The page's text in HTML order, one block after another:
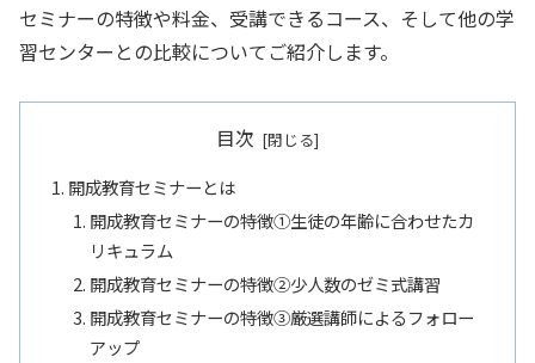
セミナーの特徴や料金、受講できるコース、そして他の学
習センターとの比較についてご紹介します。
目次
開成教育セミナーとは
開成教育セミナーの特徴①生徒の年齢に合わせたカ
リキュラム
開成教育セミナーの特徴②少人数のゼミ式講習
開成教育セミナーの特徴➂厳選講師によるフォロー
アップ